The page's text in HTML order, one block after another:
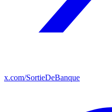
x.com/SortieDeBanque